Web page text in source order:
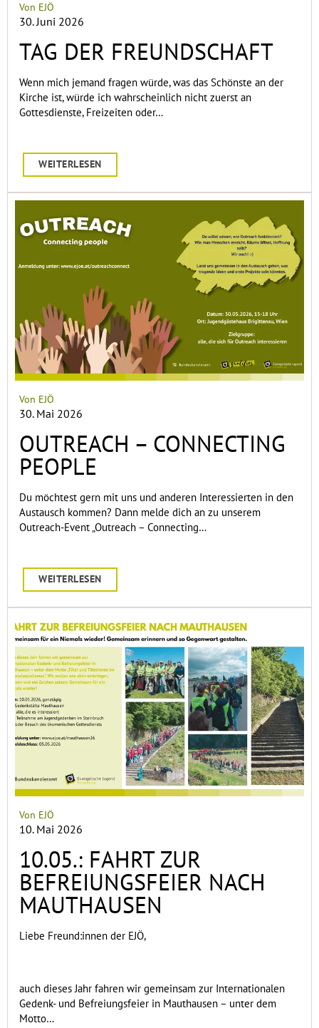
Von EJÖ
30. Juni 2026
TAG DER FREUNDSCHAFT
Wenn mich jemand fragen würde, was das Schönste an der
Kirche ist, würde ich wahrscheinlich nicht zuerst an
Gottesdienste, Freizeiten oder…
WEITERLESEN
Von EJÖ
30. Mai 2026
OUTREACH – CONNECTING
PEOPLE
Du möchtest gern mit uns und anderen Interessierten in den
Austausch kommen? Dann melde dich an zu unserem
Outreach-Event „Outreach – Connecting…
WEITERLESEN
Von EJÖ
10. Mai 2026
10.05.: FAHRT ZUR
BEFREIUNGSFEIER NACH
MAUTHAUSEN
Liebe Freund:innen der EJÖ,
auch dieses Jahr fahren wir gemeinsam zur Internationalen
Gedenk- und Befreiungsfeier in Mauthausen – unter dem
Motto…